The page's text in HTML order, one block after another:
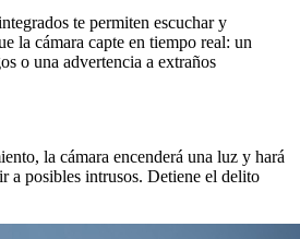
te permiten escuchar y
la cámara capte en tiempo real: un
o una advertencia a extraños
la cámara encenderá una luz y hará
a posibles intrusos. Detiene el delito